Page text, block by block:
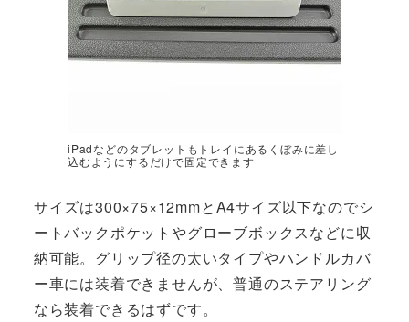
iPadなどのタブレットもトレイにあるくぼみに差し
込むようにするだけで固定できます
サイズは300×75×12mmとA4サイズ以下なのでシ
ートバックポケットやグローブボックスなどに収
納可能。グリップ径の太いタイプやハンドルカバ
ー車には装着できませんが、普通のステアリング
なら装着できるはずです。